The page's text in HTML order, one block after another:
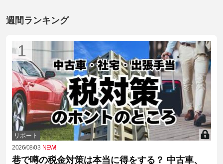
週間ランキング
1
リポート
2026/08/03 NEW!
巷で噂の税金対策は本当に得をする？ 中古車、